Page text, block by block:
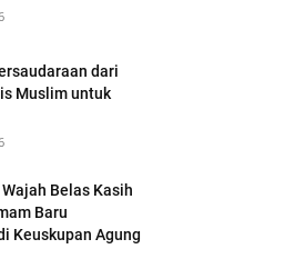
dari
Muslim untuk
Belas Kasih
Baru
Keuskupan Agung